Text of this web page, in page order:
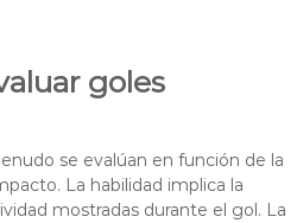
goles
se evalúan en función de la
La habilidad implica la
mostradas durante el gol. La